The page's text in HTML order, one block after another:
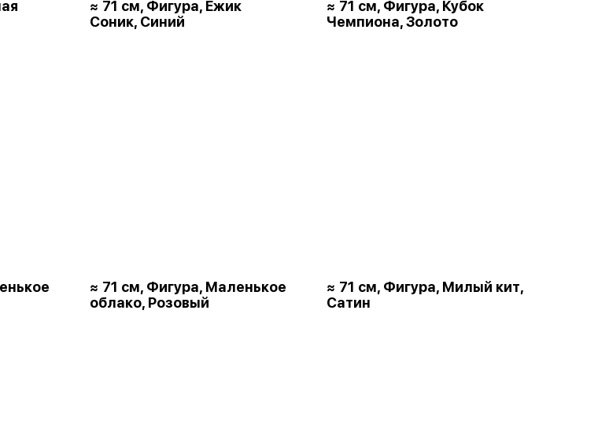
≈ 71 см, Фигура, Ежик
Соник, Синий
≈ 71 см, Фигура, Кубок
Чемпиона, Золото
≈ 71 см, Фигура, Маленькое
облако, Розовый
≈ 71 см, Фигура, Милый кит,
Сатин